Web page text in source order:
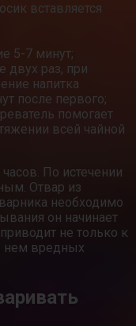
вставляется
5-7 минут;
двух раз, при
напитка
после первого;
помогает
всей чайной
По истечении
Отвар из
необходимо
он начинает
не только к
нем вредных